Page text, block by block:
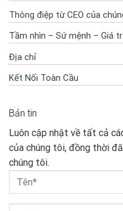
Thông điệp từ CEO của
Tầm nhìn – Sứ mệnh – Giá
Địa chỉ
Kết Nối Toàn Cầu
Bản tin
Luôn cập nhật về tất cả
của chúng tôi, đồng thời
chúng tôi.